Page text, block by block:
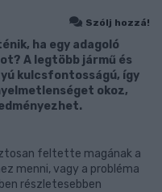
Szólj hozzá!
ha egy adagoló
A legtöbb jármű és
kulcsfontosságú, így
okoz,
feltette magának a
menni, vagy a probléma
részletesebben